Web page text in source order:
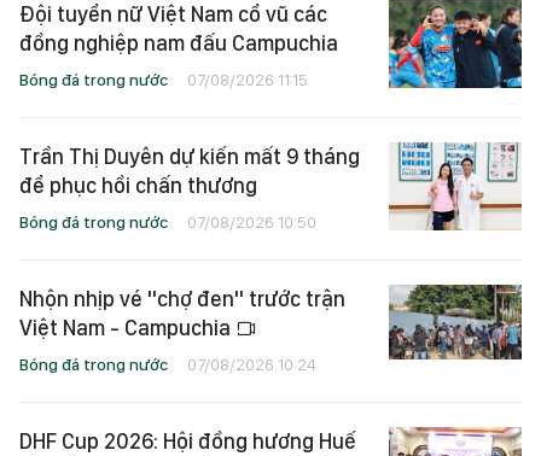
Đội tuyển nữ Việt Nam cổ vũ các
đồng nghiệp nam đấu Campuchia
Bóng đá trong nước 07/08/2026 11:15
Trần Thị Duyên dự kiến mất 9 tháng
để phục hồi chấn thương
Bóng đá trong nước 07/08/2026 10:50
Nhộn nhịp vé "chợ đen" trước trận
Việt Nam - Campuchia
Bóng đá trong nước 07/08/2026 10:24
DHF Cup 2026: Hội đồng hương Huế